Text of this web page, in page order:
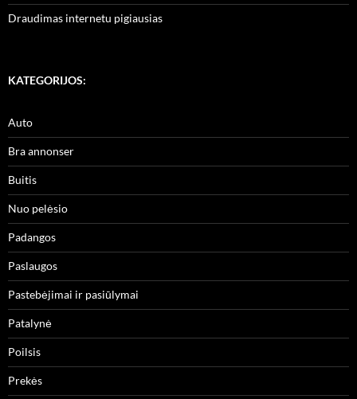
Draudimas internetu pigiausias
KATEGORIJOS:
Auto
Bra annonser
Buitis
Nuo pelėsio
Padangos
Paslaugos
Pastebėjimai ir pasiūlymai
Patalynė
Poilsis
Prekės